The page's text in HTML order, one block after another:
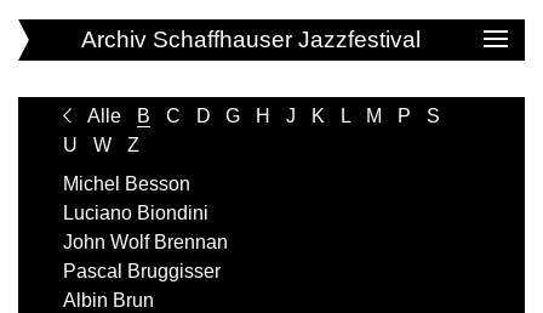
Archiv Schaffhauser Jazzfestival
Alle B C D G H J K L M P
S
U
W
Z
Michel Besson
Luciano Biondini
John Wolf Brennan
Pascal Bruggisser
Albin Brun